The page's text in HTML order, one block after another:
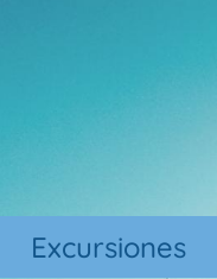
Excursiones